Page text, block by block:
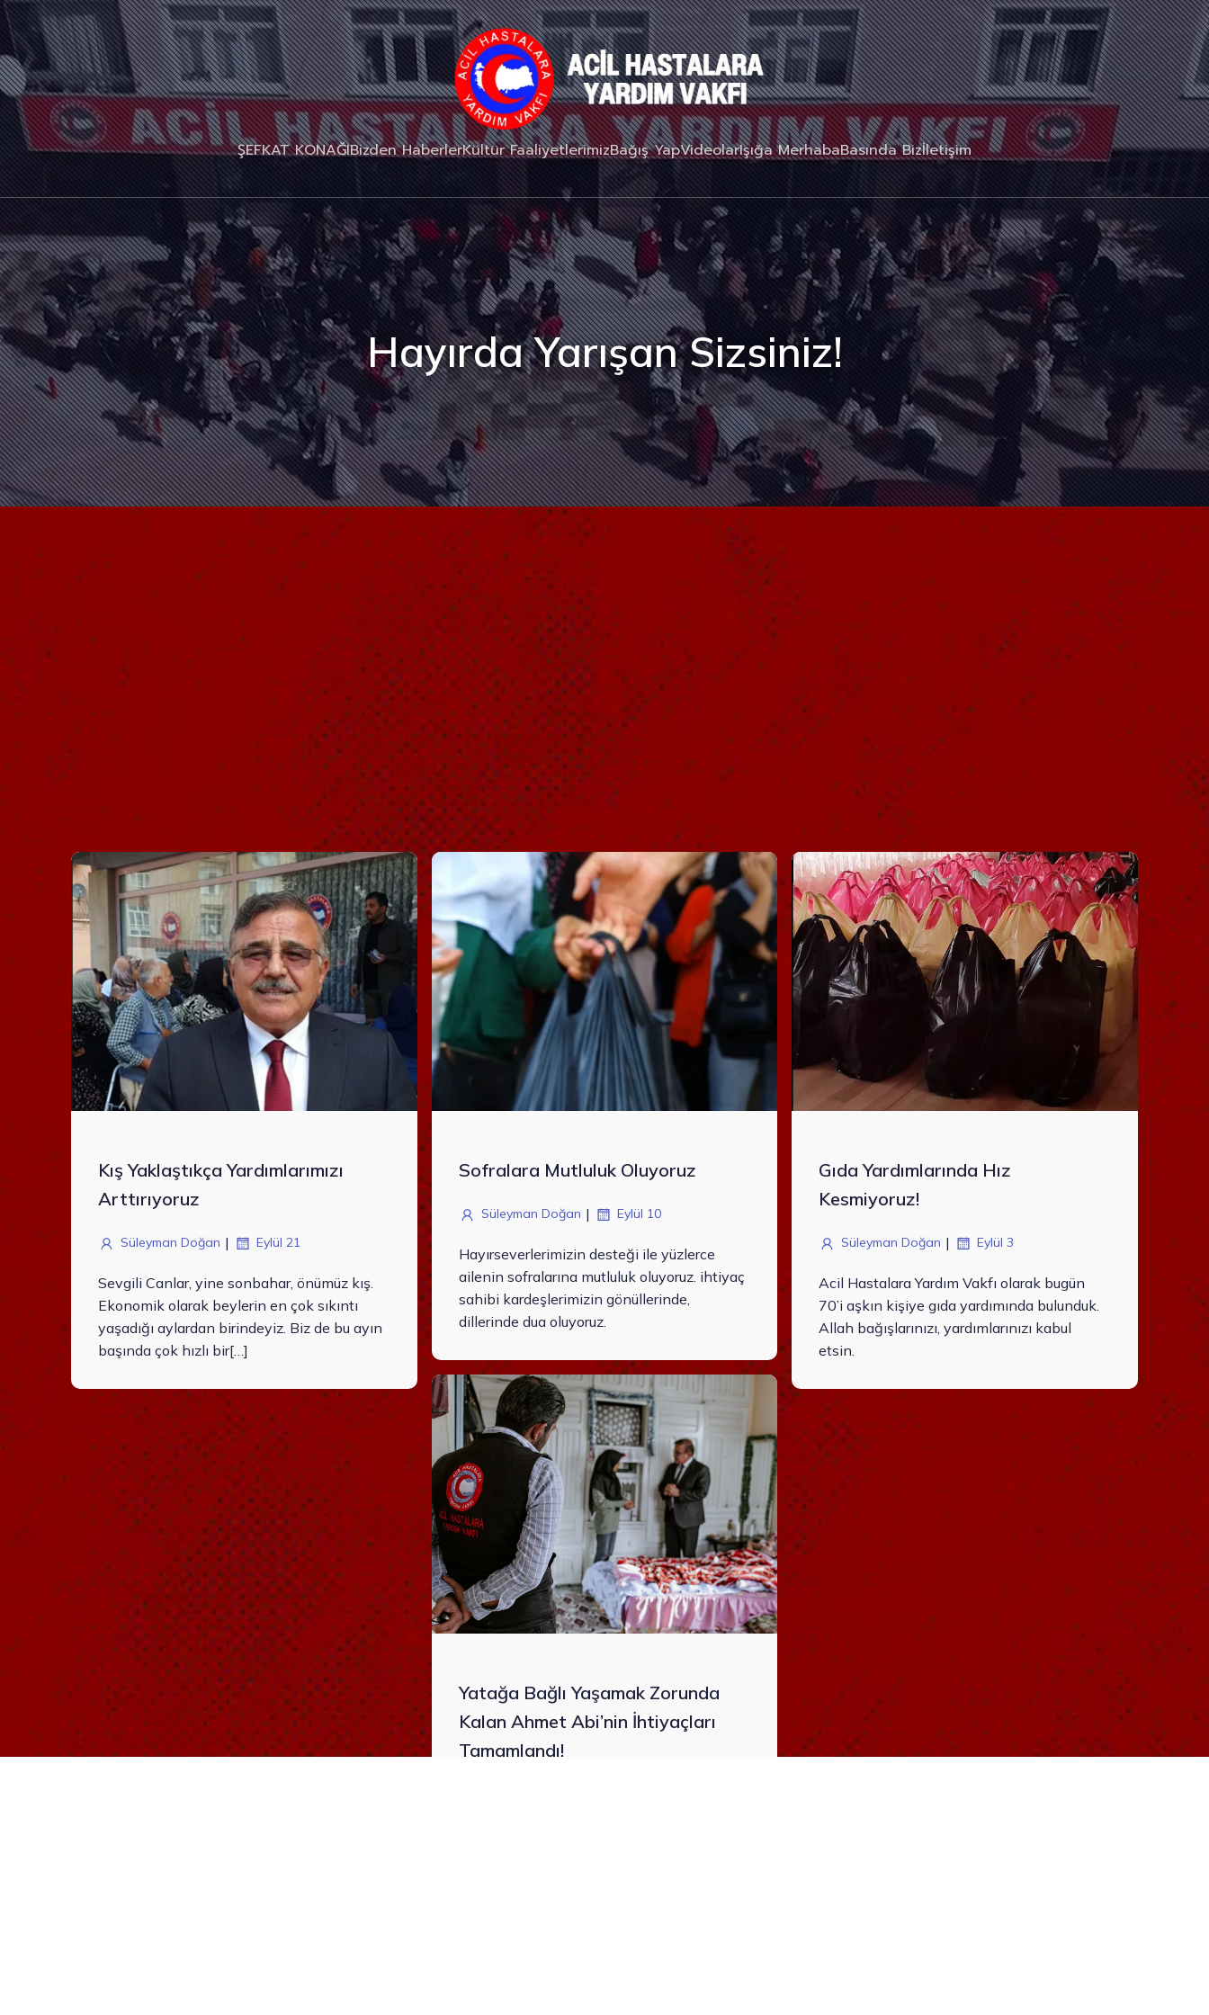
ŞEFKAT KONAĞIBizden HaberlerKültür FaaliyetlerimizBağış YapVideolarIşığa MerhabaBasında Bizİletişim
Hayırda Yarışan Sizsiniz!
Kış Yaklaştıkça Yardımlarımızı
Arttırıyoruz
Süleyman Doğan | Eylül 21
Sevgili Canlar, yine sonbahar, önümüz kış.
Ekonomik olarak beylerin en çok sıkıntı
yaşadığı aylardan birindeyiz. Biz de bu ayın
başında çok hızlı bir[…]
Sofralara Mutluluk Oluyoruz
Süleyman Doğan | Eylül 10
Hayırseverlerimizin desteği ile yüzlerce
ailenin sofralarına mutluluk oluyoruz. ihtiyaç
sahibi kardeşlerimizin gönüllerinde,
dillerinde dua oluyoruz.
Gıda Yardımlarında Hız
Kesmiyoruz!
Süleyman Doğan | Eylül 3
Acil Hastalara Yardım Vakfı olarak bugün
70’i aşkın kişiye gıda yardımında bulunduk.
Allah bağışlarınızı, yardımlarınızı kabul
etsin.
Yatağa Bağlı Yaşamak Zorunda
Kalan Ahmet Abi’nin İhtiyaçları
Tamamlandı!